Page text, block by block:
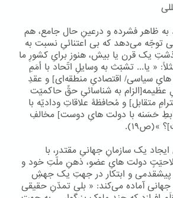
به ظاهر فشرده و درعینِ حال جامع، هم
توجّه می‌دهد که بی اعتنائیِ نسبت به
یک قرن یا بیش، هنوز برایِ کشورِ ما
« یا... تشبّث به وسایلِ اتّحاد با اُمَمِ
سیاسی/ اقتصادیِ منطقه‌ای] و عقدِ
عظیمه[الزام به شناسائیِ حقِّ حاکمیّت
متقابل] و مُحافظۀ علاقاتِ ودادیّه با
حَسَنه با دولت هایِ دوست] مخالفِ
»(ص۱۹).
یک سازمانِ جهانیِ مقتدر، با
دولت هایِ عضو، ذهنِ ملّتِ خود و
پیشقدمی و ابتکار در جهتِ یک جهشِ
آماده می‌کند: « بلی تمدّنِ حقیقی